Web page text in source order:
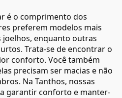
é o comprimento dos
preferem modelos mais
joelhos, enquanto outras
Trata-se de encontrar o
conforto. Você também
precisam ser macias e não
Na Tanthos, nossas
garantir conforto e manter-